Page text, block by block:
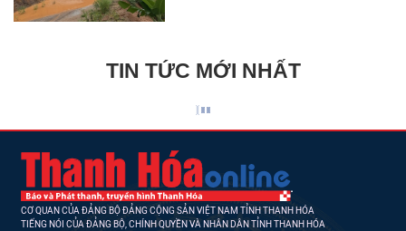
TIN TỨC MỚI NHẤT
CƠ QUAN CỦA ĐẢNG BỘ ĐẢNG CỘNG SẢN VIỆT NAM TỈNH THANH HÓA
TIẾNG NÓI CỦA ĐẢNG BỘ, CHÍNH QUYỀN VÀ NHÂN DÂN TỈNH THANH HÓA